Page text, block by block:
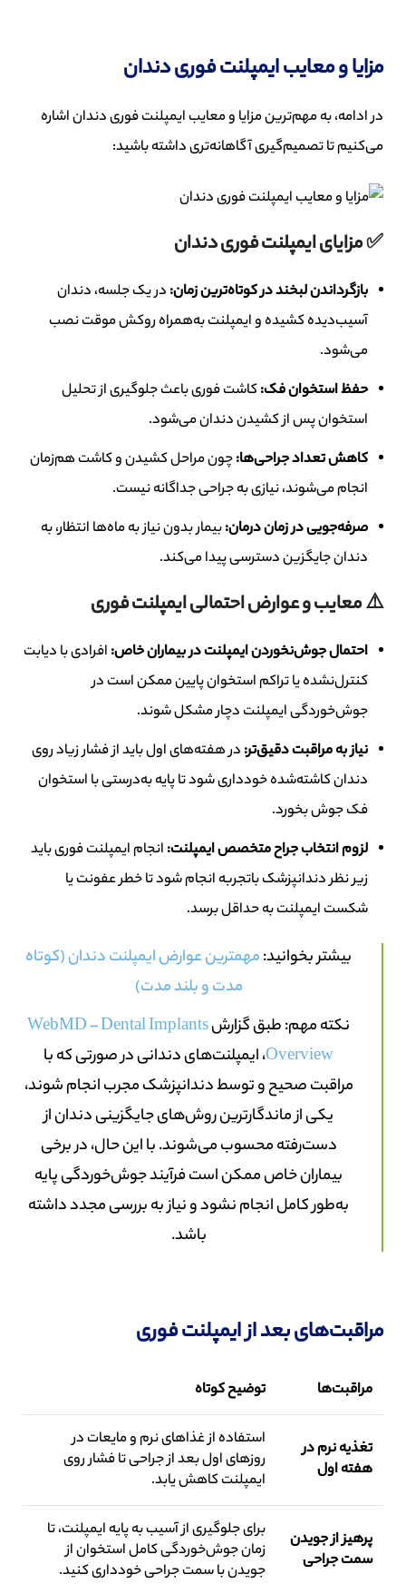
مزایا و معایب ایمپلنت فوری دندان
در ادامه، به مهم‌ترین مزایا و معایب ایمپلنت فوری دندان اشاره
می‌کنیم تا تصمیم‌گیری آگاهانه‌تری داشته باشید:
✅ مزایای ایمپلنت فوری دندان
بازگرداندن لبخند در کوتاه‌ترین زمان: در یک جلسه، دندان
آسیب‌دیده کشیده و ایمپلنت به‌همراه روکش موقت نصب
می‌شود.
حفظ استخوان فک:کاشت فوری باعث جلوگیری از تحلیل
استخوان پس از کشیدن دندان می‌شود.
کاهش تعداد جراحی‌ها:چون مراحل کشیدن و کاشت هم‌زمان
انجام می‌شوند، نیازی به جراحی جداگانه نیست.
صرفه‌جویی در زمان درمان:بیمار بدون نیاز به ماه‌ها انتظار، به
دندان جایگزین دسترسی پیدا می‌کند.
⚠️ معایب و عوارض احتمالی ایمپلنت فوری
احتمال جوش‌نخوردن ایمپلنت در بیماران خاص: افرادی با دیابت
کنترل‌نشده یا تراکم استخوان پایین ممکن است در
جوش‌خوردگی ایمپلنت دچار مشکل شوند.
نیاز به مراقبت دقیق‌تر: در هفته‌های اول باید از فشار زیاد روی
دندان کاشته‌شده خودداری شود تا پایه به‌درستی با استخوان
فک جوش بخورد.
لزوم انتخاب جراح متخصص ایمپلنت: انجام ایمپلنت فوری باید
زیر نظر دندانپزشک باتجربه انجام شود تا خطر عفونت یا
شکست ایمپلنت به حداقل برسد.
بیشتر بخوانید:مهمترین عوارض ایمپلنت دندان (کوتاه
مدت و بلند مدت)
نکته مهم: طبق گزارشWebMD – Dental Implants
Overview، ایمپلنت‌های دندانی در صورتی که با
مراقبت صحیح و توسط دندانپزشک مجرب انجام شوند،
یکی از ماندگارترین روش‌های جایگزینی دندان از
دست‌رفته محسوب می‌شوند. با این حال، در برخی
بیماران خاص ممکن است فرآیند جوش‌خوردگی پایه
به‌طور کامل انجام نشود و نیاز به بررسی مجدد داشته
باشد.
مراقبت‌های بعد از ایمپلنت فوری
مراقبت‌ها توضیح کوتاه
تغذیه نرم در
هفته اول
استفاده از غذاهای نرم و مایعات در
روزهای اول بعد از جراحی تا فشار روی
ایمپلنت کاهش یابد.
پرهیز از جویدن
سمت جراحی
برای جلوگیری از آسیب به پایه ایمپلنت، تا
زمان جوش‌خوردگی کامل استخوان از
جویدن با سمت جراحی خودداری کنید.